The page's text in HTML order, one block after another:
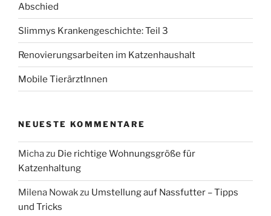
Abschied
Slimmys Krankengeschichte: Teil 3
Renovierungsarbeiten im Katzenhaushalt
Mobile TierärztInnen
NEUESTE KOMMENTARE
Michazu Die richtige Wohnungsgröße für
Katzenhaltung
Milena Nowakzu Umstellung auf Nassfutter – Tipps
und Tricks